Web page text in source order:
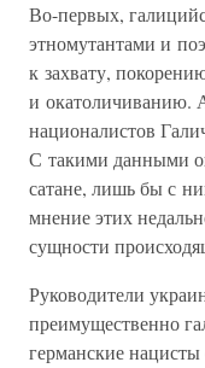
Во-первых,
этномутантами и
к захвату,
и окатоличиванию.
националистов
С такими данными
сатане, лишь бы с
мнение этих
сущности
Руководители
преимущественно
германские